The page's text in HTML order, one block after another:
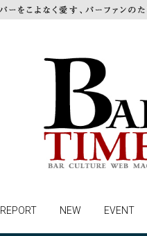
REPORT NEW EVENT